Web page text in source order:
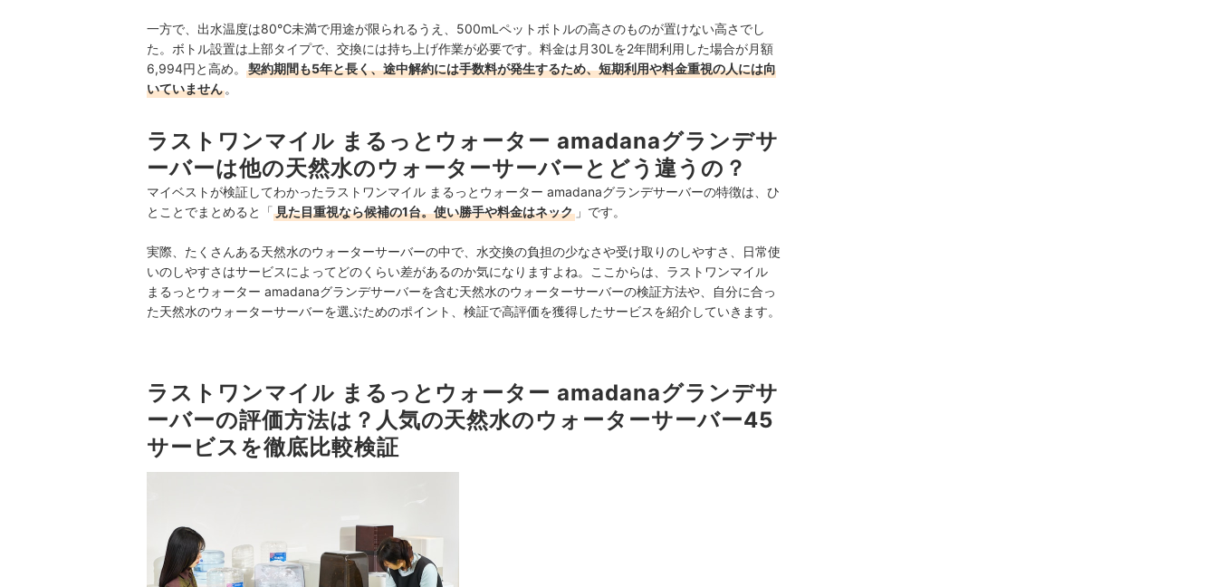
一方で、出水温度は80℃未満で用途が限られるうえ、500mLペットボトルの高さのものが置けない高さでし
た。ボトル設置は上部タイプで、交換には持ち上げ作業が必要です。料金は月30Lを2年間利用した場合が月額
6,994円と高め。
契約期間も5年と長く、途中解約には手数料が発生するため、短期利用や料金重視の人には向
いていません 。
ラストワンマイル まるっとウォーター amadanaグランデサ
ーバーは他の天然水のウォーターサーバーとどう違うの？
マイベストが検証してわかったラストワンマイル まるっとウォーター amadanaグランデサーバーの特徴は、ひ
とことでまとめると「見た目重視なら候補の1台。使い勝手や料金はネック 」です。
実際、たくさんある天然水のウォーターサーバーの中で、水交換の負担の少なさや受け取りのしやすさ、日常使
いのしやすさはサービスによってどのくらい差があるのか気になりますよね。ここからは、ラストワンマイル
まるっとウォーター amadanaグランデサーバーを含む天然水のウォーターサーバーの検証方法や、自分に合っ
た天然水のウォーターサーバーを選ぶためのポイント、検証で高評価を獲得したサービスを紹介していきます。
ラストワンマイル まるっとウォーター amadanaグランデサ
ーバーの評価方法は？人気の天然水のウォーターサーバー45
サービスを徹底比較検証